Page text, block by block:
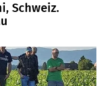
Schweiz.